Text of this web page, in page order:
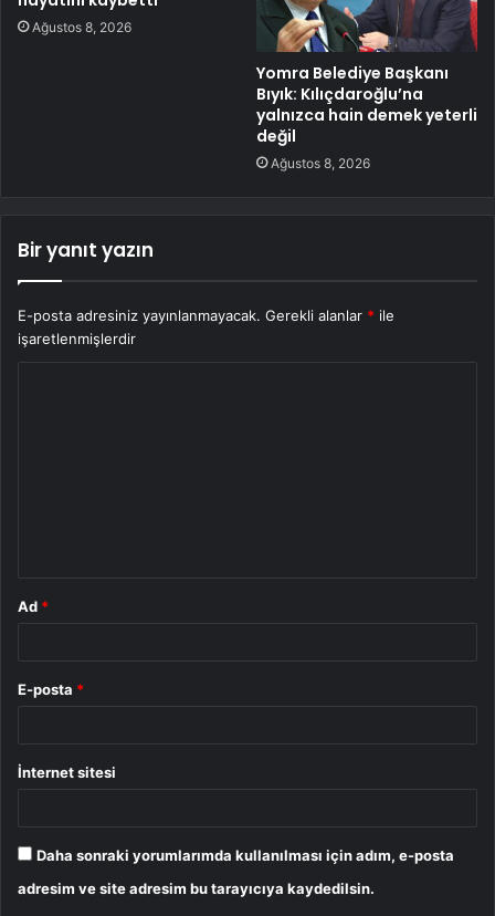
Ağustos 8, 2026
Yomra Belediye Başkanı
Bıyık: Kılıçdaroğlu’na
yalnızca hain demek yeterli
değil
Ağustos 8, 2026
Bir yanıt yazın
E-posta adresiniz yayınlanmayacak. Gerekli alanlar * ile
işaretlenmişlerdir
Ad *
E-posta *
İnternet sitesi
Daha sonraki yorumlarımda kullanılması için adım, e-posta
adresim ve site adresim bu tarayıcıya kaydedilsin.